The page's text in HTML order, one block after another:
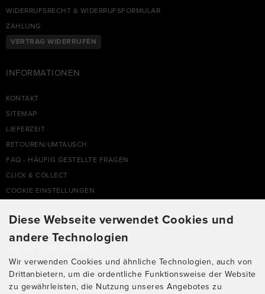
WIDERRUFSRECHT & WIDERRUFSFORMULAR
ZAHLUNG
VERTRAG WIDERRUFEN
INFORMATIONEN
KONTAKT
SITEMAP
LIEFERZEIT
RETOUREN/UMTAUSCH
FAQ - HÄUFIG GESTELLTE FRAGEN
CLICK & COLLECT
COOKIE EINSTELLUNGEN
SUPPORTHOTLINE
ZU LAUFENDEN AUFTRÄGEN ODER FRAGEN ALLGEMEIN:
MONTAG, DIENSTAG, DONNERSTAG, FREITAG: 10:00 - 16:00 UHR
MITTWOCH: 10:00 - 18:00 UHR
Diese Webseite verwendet Cookies und
andere Technologien
Wir verwenden Cookies und ähnliche Technologien, auch von
Drittanbietern, um die ordentliche Funktionsweise der Website
zu gewährleisten, die Nutzung unseres Angebotes zu